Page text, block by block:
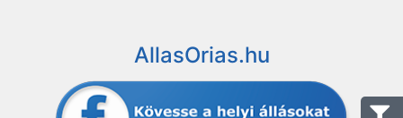
AllasOrias.hu